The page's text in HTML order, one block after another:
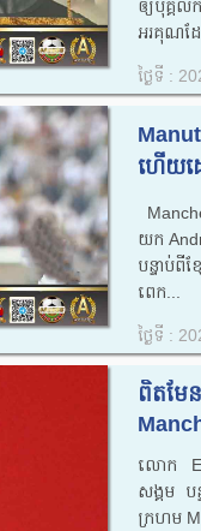
ឲ្យ​បុគ្គលិ
អរគុណ​ដ
ថ្ងៃទី :
ហើយដ
យក
បន្ទាប់​ពី​ខ្
ពេក...
ថ្ងៃទី :
ពិតមែ
លោក
សង្គម ប
ក្រហម